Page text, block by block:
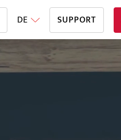
SUPPORT
DE